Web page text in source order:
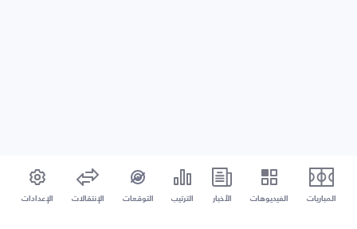
المباريات الفيديوهات الأخبار الترتيب التوقعات الإنتقالات الإعدادات